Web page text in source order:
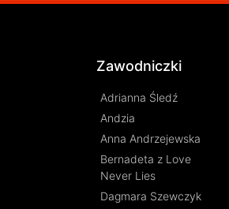
Zawodniczki
Adrianna Śledź
Andzia
Anna Andrzejewska
Bernadeta z Love
Never Lies
Dagmara Szewczyk